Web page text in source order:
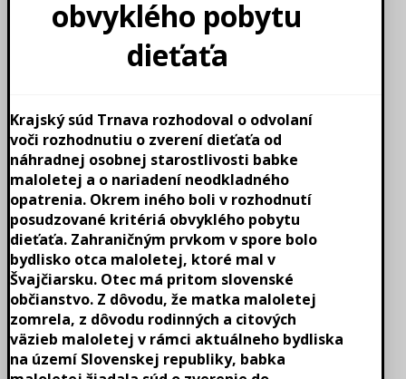
obvyklého pobytu
dieťaťa
Krajský súd Trnava rozhodoval o odvolaní
voči rozhodnutiu o zverení dieťaťa od
náhradnej osobnej starostlivosti babke
maloletej a o nariadení neodkladného
opatrenia. Okrem iného boli v rozhodnutí
posudzované kritériá obvyklého pobytu
dieťaťa. Zahraničným prvkom v spore bolo
bydlisko otca maloletej, ktoré mal v
Švajčiarsku. Otec má pritom slovenské
občianstvo. Z dôvodu, že matka maloletej
zomrela, z dôvodu rodinných a citových
väzieb maloletej v rámci aktuálneho bydliska
na území Slovenskej republiky, babka